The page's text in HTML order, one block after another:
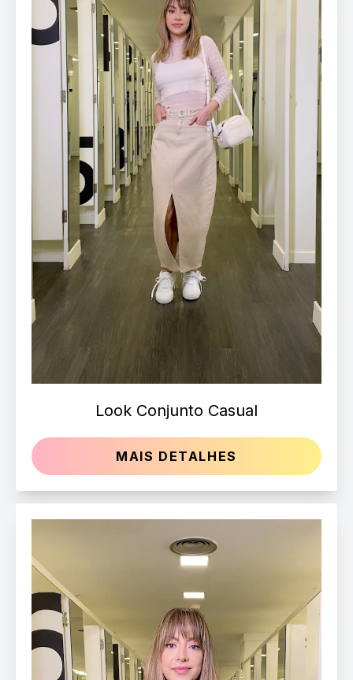
Look Conjunto Casual
MAIS DETALHES